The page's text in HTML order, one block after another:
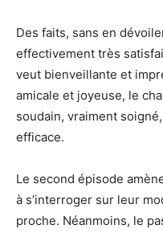
Des faits, sans en
effectivement très
veut bienveillante et
amicale et joyeuse, le
soudain, vraiment
efficace.
Le second épisode
à s’interroger sur leur
proche. Néanmoins, le